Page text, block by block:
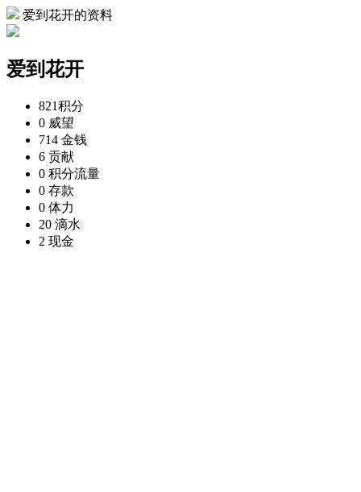
爱到花开的资料
爱到花开
821积分
0 威望
714 金钱
6 贡献
0 积分流量
0 存款
0 体力
20 滴水
2 现金